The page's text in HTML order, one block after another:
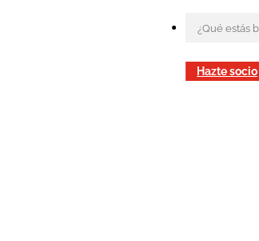
Hazte socio